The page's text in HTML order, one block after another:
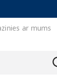
ar mums